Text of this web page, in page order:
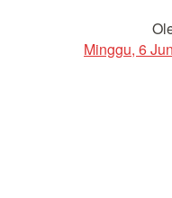
Minggu, 6